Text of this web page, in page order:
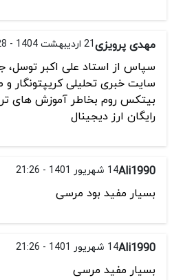
مهدی پرویزی21 اردیبهشت 1404 - 17:28
سپاس از استاد علی اکبر توسل،
سایت خبری تحلیلی کریپتونگار و
بیتکس روم بخاطر آموزش های
رایگان ارز دیجینال
Ali199014 شهریور 1401 - 21:26
بسیار مفید بود مرسی
Ali199014 شهریور 1401 - 21:26
بسیار مفید مرسی